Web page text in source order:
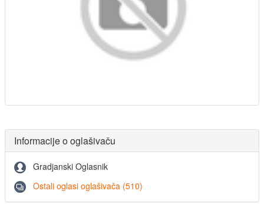
Informacije o oglašivaču
Gradjanski Oglasnik
Ostali oglasi oglašivača (510)